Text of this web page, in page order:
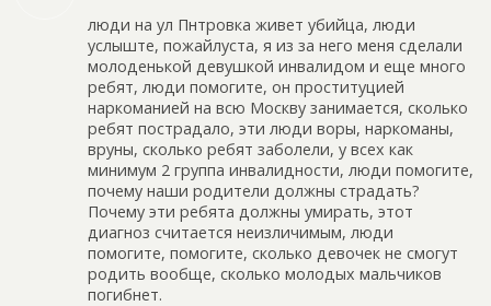
люди на ул Пнтровка живет убийца, люди
услыште, пожайлуста, я из за него меня сделали
молоденькой девушкой инвалидом и еще много
ребят, люди помогите, он проституцией
наркоманией на всю Москву занимается, сколько
ребят пострадало, эти люди воры, наркоманы,
вруны, сколько ребят заболели, у всех как
минимум 2 группа инвалидности, люди помогите,
почему наши родители должны страдать?
Почему эти ребята должны умирать, этот
диагноз считается неизличимым, люди
помогите, помогите, сколько девочек не смогут
родить вообще, сколько молодых мальчиков
погибнет.